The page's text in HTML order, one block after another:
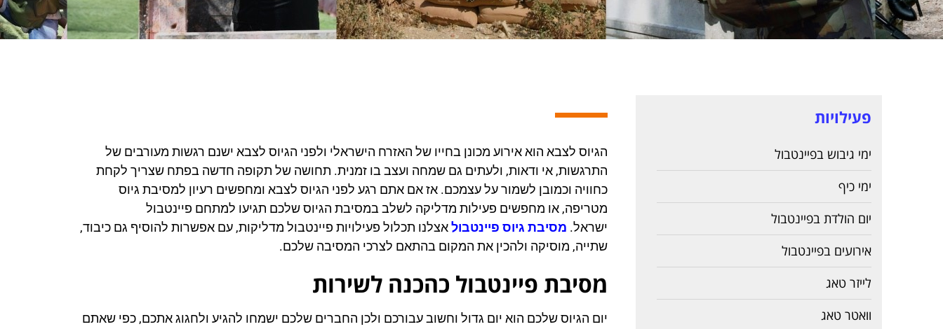
הגיוס לצבא הוא אירוע מכונן בחייו של האזרח הישראלי ולפני הגיוס לצבא ישנם רגשות מעורבים של
התרגשות, אי ודאות, ולעתים גם שמחה ועצב בו זמנית. תחושה של תקופה חדשה בפתח שצריך לקחת
כחוויה וכמובן לשמור על עצמכם. אז אם אתם רגע לפני הגיוס לצבא ומחפשים רעיון למסיבת גיוס
מטריפה, או מחפשים פעילות מדליקה לשלב במסיבת הגיוס שלכם תגיעו למתחם פיינטבול
ישראל. מסיבת גיוס פיינטבולאצלנו תכלול פעילויות פיינטבול מדליקות, עם אפשרות להוסיף גם כיבוד,
שתייה, מוסיקה ולהכין את המקום בהתאם לצרכי המסיבה שלכם.
מסיבת פיינטבול כהכנה לשירות
יום הגיוס שלכם הוא יום גדול וחשוב עבורכם ולכן החברים שלכם ישמחו להגיע ולחגוג אתכם, כפי שאתם
פעילויות
ימי גיבוש בפיינטבול
ימי כיף
יום הולדת בפיינטבול
אירועים בפיינטבול
לייזר טאג
וואטר טאג